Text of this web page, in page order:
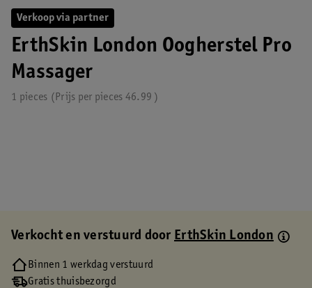
Verkoop via partner
ErthSkin London Oogherstel Pro
Massager
1 pieces 46.99
Prijs per pieces
Verkocht en verstuurd doorErthSkin London
Binnen 1 werkdag verstuurd
Gratis thuisbezorgd